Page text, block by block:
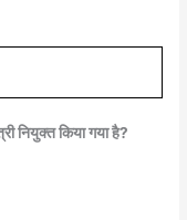
नियुक्त किया गया है?